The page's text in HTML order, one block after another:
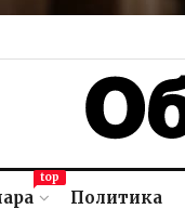
top
Политика